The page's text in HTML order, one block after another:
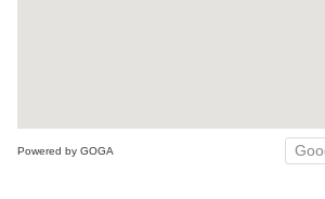
Powered by GOGA